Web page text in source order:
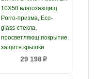
10X50 влагозазщищ.
Porro-призма, Eco-
glass-стекла,
просветляющ.покрытие,
защитн.крышки
29 198p